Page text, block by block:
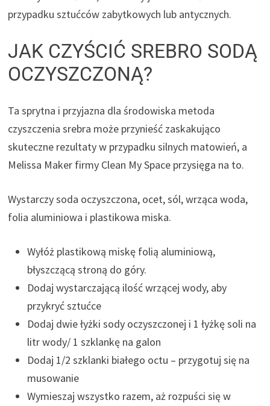
przypadku sztućców zabytkowych lub antycznych.
JAK CZYŚCIĆ SREBRO SODĄ
OCZYSZCZONĄ?
Ta sprytna i przyjazna dla środowiska metoda
czyszczenia srebra może przynieść zaskakująco
skuteczne rezultaty w przypadku silnych matowień, a
Melissa Maker firmy Clean My Space przysięga na to.
Wystarczy soda oczyszczona, ocet, sól, wrząca woda,
folia aluminiowa i plastikowa miska.
Wyłóż plastikową miskę folią aluminiową,
błyszczącą stroną do góry.
Dodaj wystarczającą ilość wrzącej wody, aby
przykryć sztućce
Dodaj dwie łyżki sody oczyszczonej i 1 łyżkę soli na
litr wody/ 1 szklankę na galon
Dodaj 1/2 szklanki białego octu – przygotuj się na
musowanie
Wymieszaj wszystko razem, aż rozpuści się w